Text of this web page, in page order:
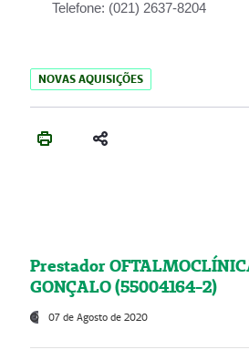
Telefone: (021) 2637-8204
NOVAS AQUISIÇÕES
Prestador
GONÇALO (55004164-2)
07 de Agosto de 2020